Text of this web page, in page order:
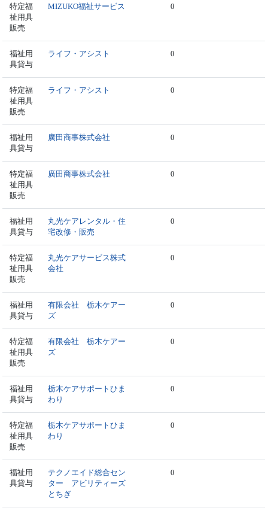
特定福
祉用具
販売
MIZUKO福祉サービス 0
福祉用
具貸与
ライフ・アシスト 0
特定福
祉用具
販売
ライフ・アシスト 0
福祉用
具貸与
廣田商事株式会社 0
特定福
祉用具
販売
廣田商事株式会社 0
福祉用
具貸与
丸光ケアレンタル・住
宅改修・販売
0
特定福
祉用具
販売
丸光ケアサービス株式
会社
0
福祉用
具貸与
有限会社 栃木ケアー
ズ
0
特定福
祉用具
販売
有限会社 栃木ケアー
ズ
0
福祉用
具貸与
栃木ケアサポートひま
わり
0
特定福
祉用具
販売
栃木ケアサポートひま
わり
0
福祉用
具貸与
テクノエイド総合セン
ター アビリティーズ
とちぎ
0